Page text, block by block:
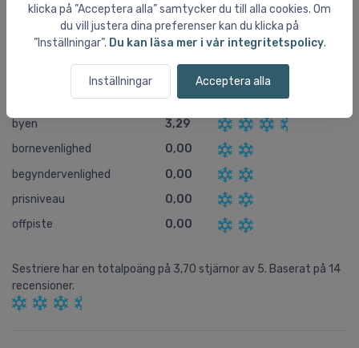
klicka på ”Acceptera alla” samtycker du till alla cookies. Om
du vill justera dina preferenser kan du klicka på
”Inställningar”. Du kan läsa mer i vår integritetspolicy.
Inställningar Acceptera alla
Användaromdömen om Sestriere
skiterraen
4,36
3,50
byen
3,29
bornevenlighed
0,00
begyndervenlighed
0,00
prisniveau
0,00
offpiste
0,00
Sestriere har en totalpoäng på 3,70 stjärnor av 5. Baserat på 14
recensioner.